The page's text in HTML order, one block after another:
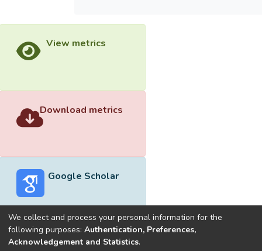
View metrics
Download metrics
Google Scholar
Built withDSpace-CRIS software
We collect and process your personal information for the
following purposes: Authentication, Preferences,
Acknowledgement and Statistics.